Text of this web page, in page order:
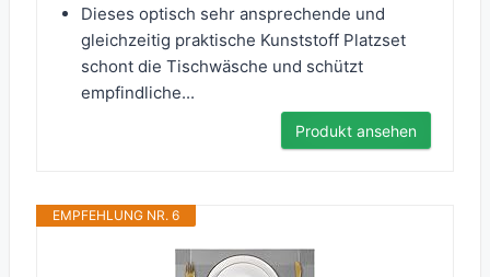
Dieses optisch sehr ansprechende und
gleichzeitig praktische Kunststoff Platzset
schont die Tischwäsche und schützt
empfindliche...
Produkt ansehen
EMPFEHLUNG NR. 6